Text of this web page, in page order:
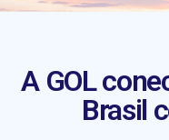
A GOL
Brasil